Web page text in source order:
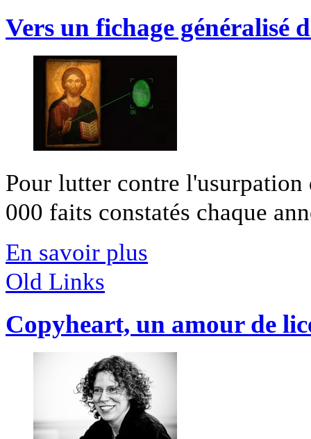
Vers un fichage généralisé
Pour lutter contre
000 faits constatés chaque
En savoir plus
Old Links
Copyheart, un amour de